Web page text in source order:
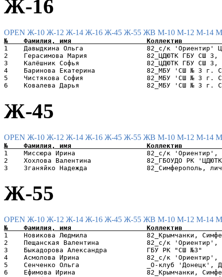
Ж-16
OPEN Ж-10 Ж-12 Ж-14 Ж-16 Ж-45 Ж-55 ЖВ М-10 М-12 М-14
1    Давыдкина Ольга                82_с/к
2    Герасимова Мария               82_ЦДЮТК
3    Калёшник Софья                 82_ЦДЮТК
4    Баринова Екатерина             82_МБУ 'СШ
5    Чистякова София                82_МБУ 'СШ №
Ж-45
OPEN Ж-10 Ж-12 Ж-14 Ж-16 Ж-45 Ж-55 ЖВ М-10 М-12 М-14
1    Миссюра Ирина                  82_с/к
2    Хохлова Валентина              82_ГБОУДО
Ж-55
OPEN Ж-10 Ж-12 Ж-14 Ж-16 Ж-45 Ж-55 ЖВ М-10 М-12 М-14
1    Новикова Людмила
2    Пещанская Валентина            82_с/к
3    Быкадорова Александра          ГБУ РК
4    Асмолова Ирина                 82_с/к
5    Сенченко Ольга                 _О-клуб
6    Ефимова Ирина